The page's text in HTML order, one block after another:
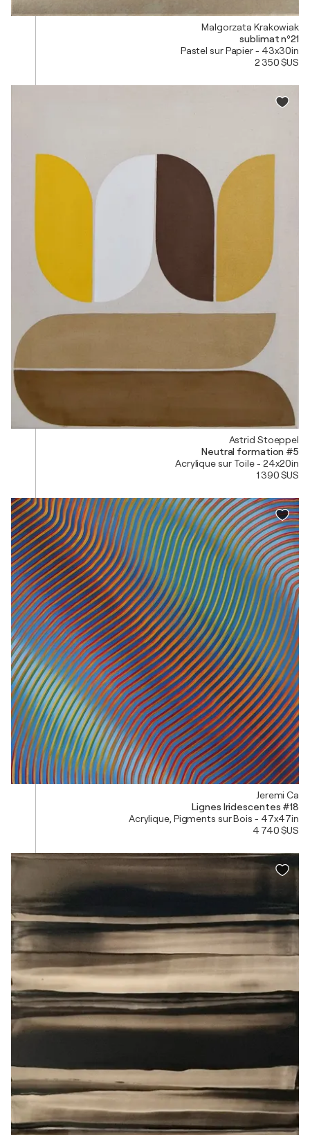
Malgorzata Krakowiak
sublimat nº21
Pastel sur Papier - 43x30in
2 350 $US
Astrid Stoeppel
Neutral formation #5
Acrylique sur Toile - 24x20in
1 390 $US
Jeremi Ca
Lignes Iridescentes #18
Acrylique, Pigments sur Bois - 47x47in
4 740 $US